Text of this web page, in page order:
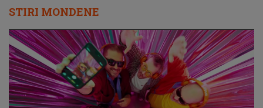
STIRI MONDENE